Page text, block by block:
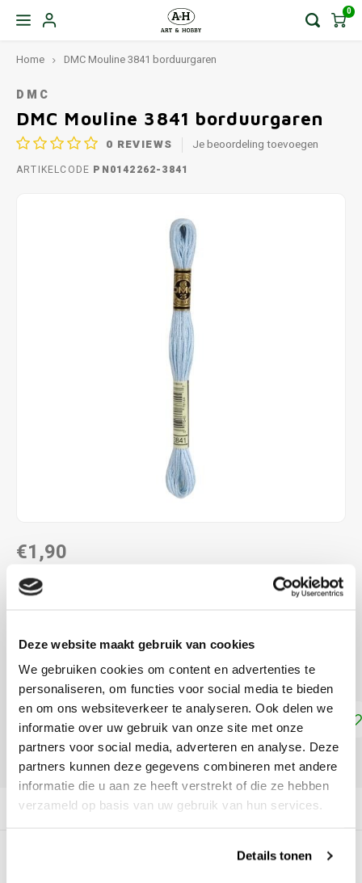
Deze website maakt gebruik van cookies
We gebruiken cookies om content en advertenties te
personaliseren, om functies voor social media te bieden
en om ons websiteverkeer te analyseren. Ook delen we
informatie over uw gebruik van onze site met onze
partners voor social media, adverteren en analyse. Deze
partners kunnen deze gegevens combineren met andere
informatie die u aan ze heeft verstrekt of die ze hebben
verzameld op basis van uw gebruik van hun services.
Details tonen
0
Home DMC Mouline 3841 borduurgaren
DMC
DMC Mouline 3841 borduurgaren
0 REVIEWS Je beoordeling toevoegen
ARTIKELCODE PN0142262-3841
€1,90
DIRECT LEVERBAAR
"DMC COLOUR VARIATIONS" OF "DMC LIGHT
EFFECTS " KOOPT, ONTVANG JE EEN KORTING VAN
100% OP HET LAAGSTGEPRIJSDE PRODUCT.
Toevoegen aan winkelwagen
DELEN:
Productomschrijving